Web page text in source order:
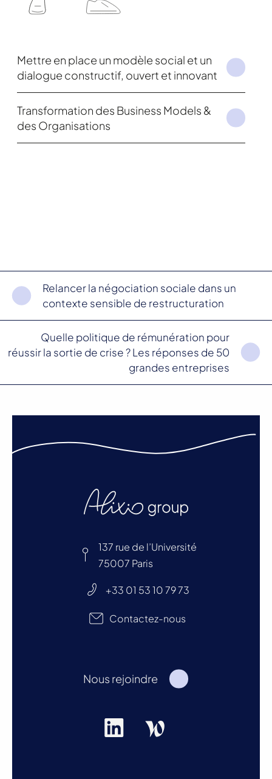
Mettre en place un modèle social et un
dialogue constructif, ouvert et innovant
Transformation des Business Models &
des Organisations
Relancer la négociation sociale dans un
contexte sensible de restructuration
Quelle politique de rémunération pour
réussir la sortie de crise ? Les réponses de 50
grandes entreprises
137 rue de l’Université
75007 Paris
+33 01 53 10 79 73
Contactez-nous
Nous rejoindre